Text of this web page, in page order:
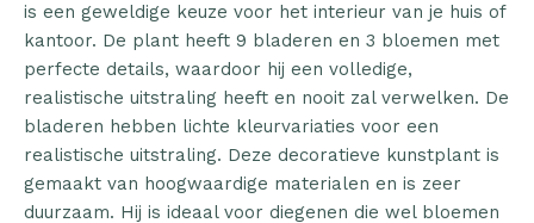
is een geweldige keuze voor het interieur van je huis of
kantoor. De plant heeft 9 bladeren en 3 bloemen met
perfecte details, waardoor hij een volledige,
realistische uitstraling heeft en nooit zal verwelken. De
bladeren hebben lichte kleurvariaties voor een
realistische uitstraling. Deze decoratieve kunstplant is
gemaakt van hoogwaardige materialen en is zeer
duurzaam. Hij is ideaal voor diegenen die wel bloemen